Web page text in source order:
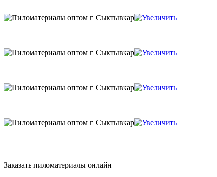
Заказать пиломатериалы онлайн